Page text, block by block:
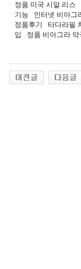
정품 미국 시알.리
기능 인터넷 비아그
정품후기 타다라필
입 정품 비아그라